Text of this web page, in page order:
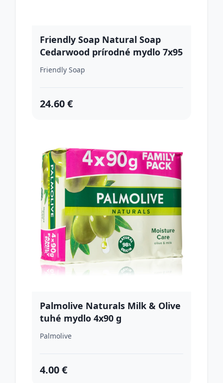
Friendly Soap Natural Soap
Cedarwood prírodné mydlo 7x95
g
Friendly Soap
24.60 €
Palmolive Naturals Milk & Olive
tuhé mydlo 4x90 g
Palmolive
4.00 €